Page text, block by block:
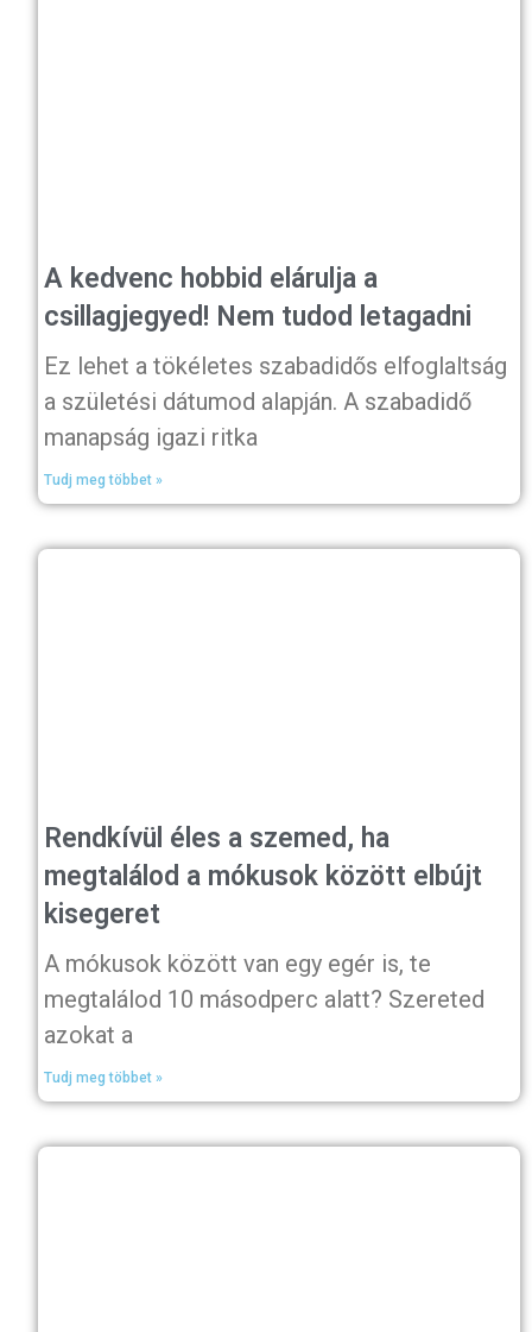
A kedvenc hobbid elárulja a
csillagjegyed! Nem tudod letagadni
Ez lehet a tökéletes szabadidős elfoglaltság
a születési dátumod alapján. A szabadidő
manapság igazi ritka
Tudj meg többet »
Rendkívül éles a szemed, ha
megtalálod a mókusok között elbújt
kisegeret
A mókusok között van egy egér is, te
megtalálod 10 másodperc alatt? Szereted
azokat a
Tudj meg többet »